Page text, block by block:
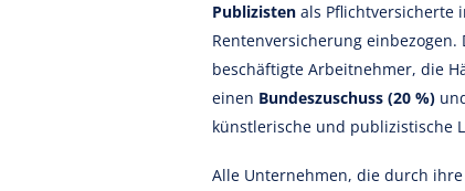
Publizisten als Pflichtversicherte
Rentenversicherung
beschäftigte Arbeitnehmer, die
einen Bundeszuschuss (20 %)
künstlerische und publizistische
Alle Unternehmen, die durch